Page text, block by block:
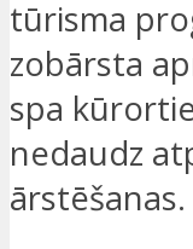
tūrisma
zobārsta
spa
nedaudz
ārstēšanas.